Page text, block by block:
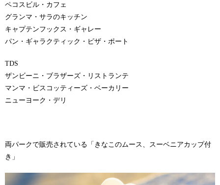
ペコスビル・カフェ
グランマ・サラのキッチン
キャプテンフックス・ギャレー
パン・ギャラクティック・ピザ・ポート
TDS
ザンビーニ・ブラザーズ・リストランテ
マンマ・ビスコッティーズ・ベーカリー
ニューヨーク・デリ
両パークで販売されている「きなこのムース、スーベニアカップ付
き」